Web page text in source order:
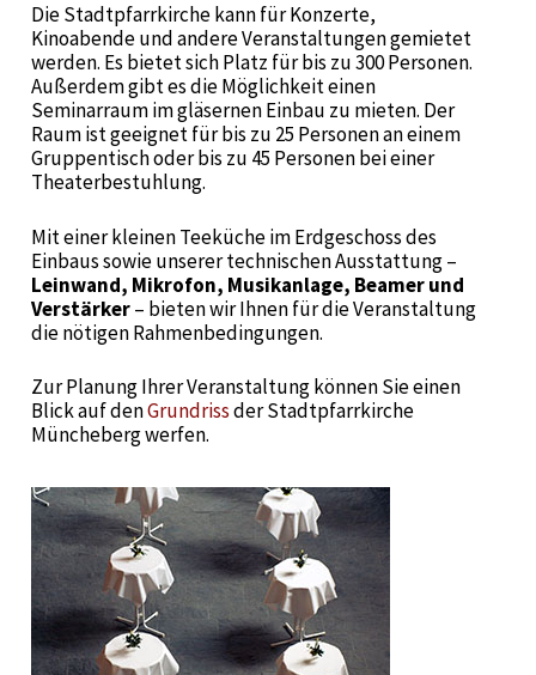
Die Stadtpfarrkirche kann für Konzerte,
Kinoabende und andere Veranstaltungen gemietet
werden. Es bietet sich Platz für bis zu 300 Personen.
Außerdem gibt es die Möglichkeit einen
Seminarraum im gläsernen Einbau zu mieten. Der
Raum ist geeignet für bis zu 25 Personen an einem
Gruppentisch oder bis zu 45 Personen bei einer
Theaterbestuhlung.
Mit einer kleinen Teeküche im Erdgeschoss des
Einbaus sowie unserer technischen Ausstattung –
Leinwand, Mikrofon, Musikanlage, Beamer und
Verstärker– bieten wir Ihnen für die Veranstaltung
die nötigen Rahmenbedingungen.
Zur Planung Ihrer Veranstaltung können Sie einen
Blick auf denGrundrissder Stadtpfarrkirche
Müncheberg werfen.